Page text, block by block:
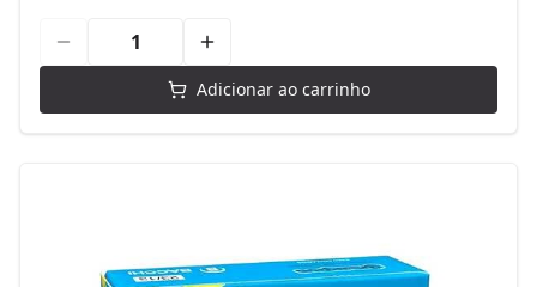
Adicionar ao carrinho